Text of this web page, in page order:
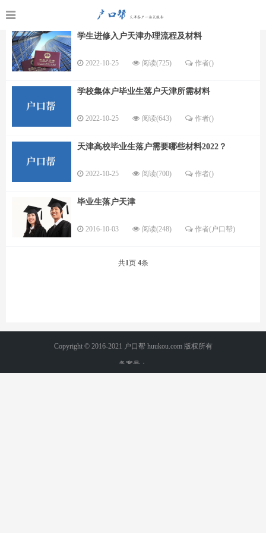
学生进修入户天津办理流程及材料
2022-10-25 阅读(725) 作者()
学校集体户毕业生落户天津所需材料
2022-10-25 阅读(643) 作者()
天津高校毕业生落户需要哪些材料2022？
2022-10-25 阅读(700) 作者()
毕业生落户天津
2016-10-03 阅读(248) 作者(户口帮)
共1页 4条
Copyright © 2016-2021 户口帮 huukou.com 版权所有
备案号：